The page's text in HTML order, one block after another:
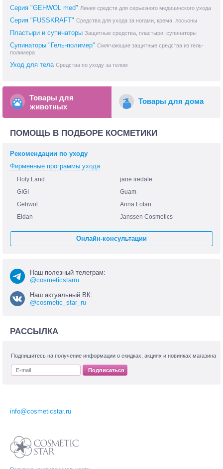
Серия "GEHWOL med" Линия средств для серьезного медицинского ухода
Серия "FUSSKRAFT" Средства для ухода за ногами, крема, лосьоны
Пластыри и супинаторы Защитные средства, пластыри, супинаторы
Супинаторы "Гель-полимер" Смягчающие защитные средства из гель-
полимера
Уход для тела Средства по уходу за телом
Товары для
животных
Товары для дома
ПОМОЩЬ В ПОДБОРЕ КОСМЕТИКИ
Рекомендации по уходу
Фирменные программы ухода
Holy Land
jane iredale
GIGI
Guam
Gehwol
Anna Lotan
Eldan
Janssen Cosmetics
Онлайн-консультации
Наш полезный телеграм:
@cosmeticstarru
Наш актуальный ВК:
@cosmetic_star_ru
РАССЫЛКА
Подпишитесь на получение информации о скидках, акциях и новинках магазина
Подписаться
info@cosmeticstar.ru